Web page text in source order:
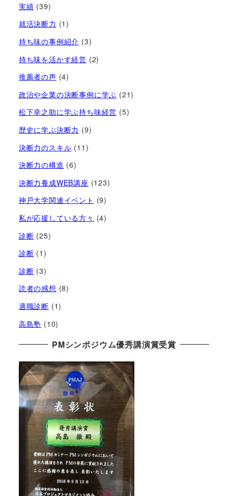
実績 (39)
就活決断力 (1)
持ち味の事例紹介 (3)
持ち味を活かす経営​ (2)
推薦者の声 (4)
政治や企業の決断事例に学ぶ (21)
松下幸之助に学ぶ持ち味経営 (5)
歴史に学ぶ決断力 (9)
決断力のスキル (11)
決断力の構造 (6)
決断力養成WEB講座 (123)
神戸大学関連イベント (9)
私が応援している方々 (4)
診断 (25)
診断 (1)
診断 (3)
読者の感想 (8)
適職診断 (1)
高島塾 (10)
PMシンポジウム優秀講演賞受賞